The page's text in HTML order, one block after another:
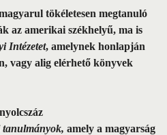
tökéletesen megtanuló
az amerikai székhelyű, ma is
Intézetet, amelynek honlapján
vagy alig elérhető könyvek
tanulmányok, amely a magyarság